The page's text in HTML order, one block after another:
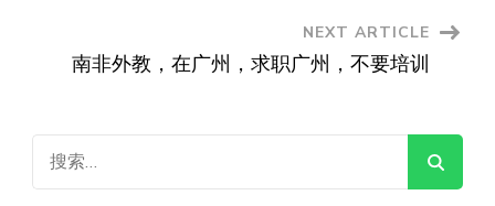
NEXT ARTICLE
南非外教，在广州，求职广州，不要培训
索：